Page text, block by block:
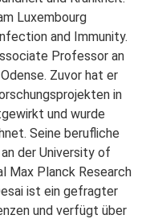
Luxembourg
and Immunity.
Professor an
Zuvor hat er
in
und wurde
Seine berufliche
der University of
Max Planck Research
ist ein gefragter
und verfügt über